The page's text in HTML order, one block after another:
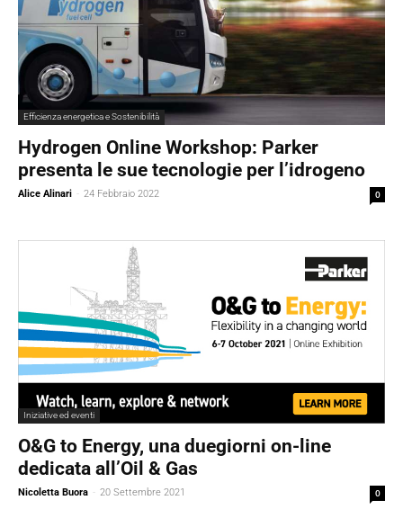
Efficienza energetica e Sostenibilità
Hydrogen Online Workshop: Parker
presenta le sue tecnologie per l’idrogeno
Alice Alinari - 24 Febbraio 2022 0
Iniziative ed eventi
O&G to Energy, una duegiorni on-line
dedicata all’Oil & Gas
Nicoletta Buora - 20 Settembre 2021 0